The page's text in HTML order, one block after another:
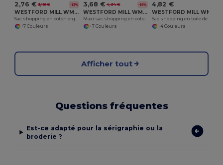
2,76 € 3,18 € -13%
WESTFORD MILL WM161
Sac shopping en coton organique
+7 Couleurs
3,68 € 4,34 € -15%
WESTFORD MILL WM165
Maxi sac shopping en coton organique
+7 Couleurs
4,82 €
+4 Couleurs
Afficher tout
Questions fréquentes
Est-ce adapté pour la sérigraphie ou la
broderie ?